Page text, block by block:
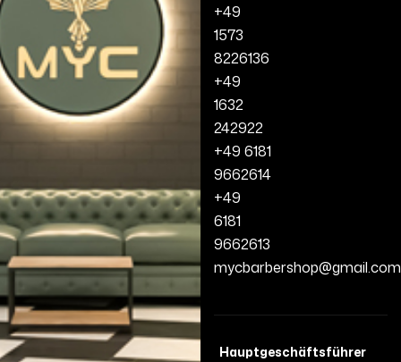
+49
1573
8226136
+49
1632
242922
+49 6181
9662614
+49
6181
9662613
mycbarbershop@gmail.com
Hauptgeschäftsführer